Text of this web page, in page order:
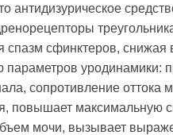
антидизурическое
спазм сфинктеров, снижая
уродинамики:
сопротивление оттока
повышает максимальную
мочи, вызывает